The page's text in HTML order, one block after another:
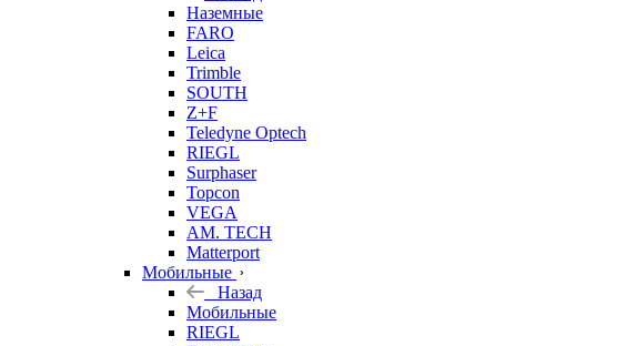
Наземные
FARO
Leica
Trimble
SOUTH
Z+F
Teledyne Optech
RIEGL
Surphaser
Topcon
VEGA
AM. TECH
Matterport
Мобильные
Назад
Мобильные
RIEGL